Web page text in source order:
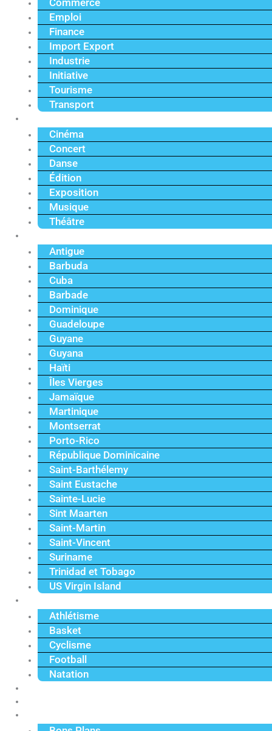
Commerce
Emploi
Finance
Import Export
Industrie
Initiative
Tourisme
Transport
Cinéma
Concert
Danse
Édition
Exposition
Musique
Théâtre
Antigue
Barbuda
Cuba
Barbade
Dominique
Guadeloupe
Guyane
Guyana
Haïti
Îles Vierges
Jamaïque
Martinique
Montserrat
Porto-Rico
République Dominicaine
Saint-Barthélemy
Saint Eustache
Sainte-Lucie
Sint Maarten
Saint-Martin
Saint-Vincent
Suriname
Trinidad et Tobago
US Virgin Island
Athlétisme
Basket
Cyclisme
Football
Natation